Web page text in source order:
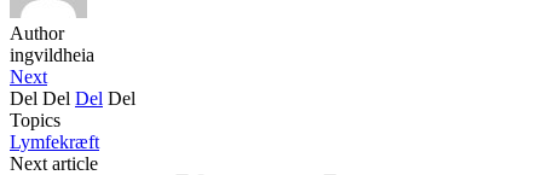
Author
ingvildheia
Next
Del Del Del Del
Topics
Lymfekræft
Next article